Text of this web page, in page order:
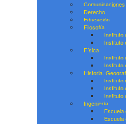
Comunicaciones
Derecho
Educación
Filosofía
Instituto
Instituto
Física
Instituto
Instituto
Historia,
Instituto
Instituto
Instituto
Ingeniería
Escuela
Escuela